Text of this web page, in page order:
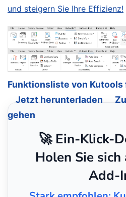
und steigern Sie Ihre Effizienz!
Funktionsliste von
Jetzt herunterladen
gehen
🚀 Ein-Klick-
Holen Sie
Add-